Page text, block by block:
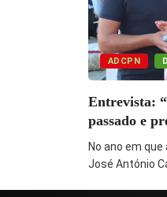
ADCPN
Entrevista:
passado e
No ano em que
José António